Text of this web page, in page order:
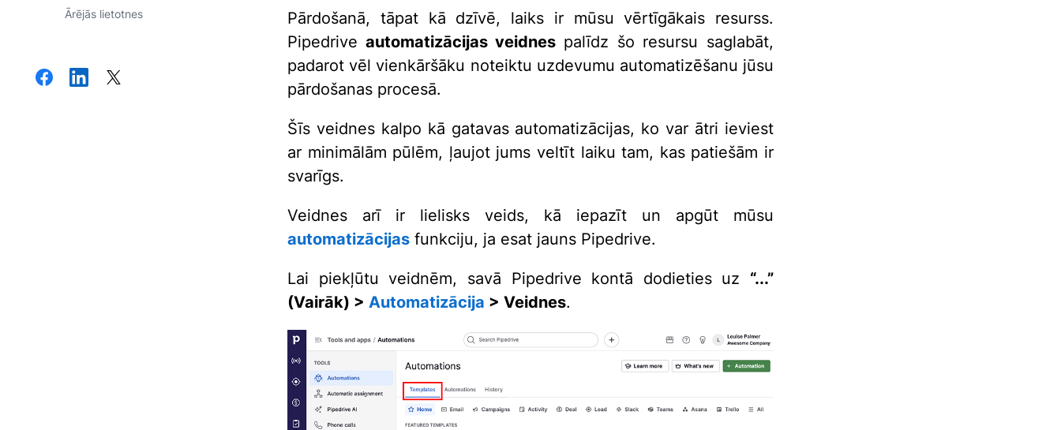
Ārējās lietotnes
Pārdošanā, tāpat kā dzīvē, laiks ir mūsu vērtīgākais resurss.
Pipedrive automatizācijas veidnes palīdz šo resursu saglabāt,
padarot vēl vienkāršāku noteiktu uzdevumu automatizēšanu jūsu
pārdošanas procesā.
Šīs veidnes kalpo kā gatavas automatizācijas, ko var ātri ieviest
ar minimālām pūlēm, ļaujot jums veltīt laiku tam, kas patiešām ir
svarīgs.
Veidnes arī ir lielisks veids, kā iepazīt un apgūt mūsu
automatizācijas funkciju, ja esat jauns Pipedrive.
Lai piekļūtu veidnēm, savā Pipedrive kontā dodieties uz “...”
(Vairāk) > Automatizācija > Veidnes.